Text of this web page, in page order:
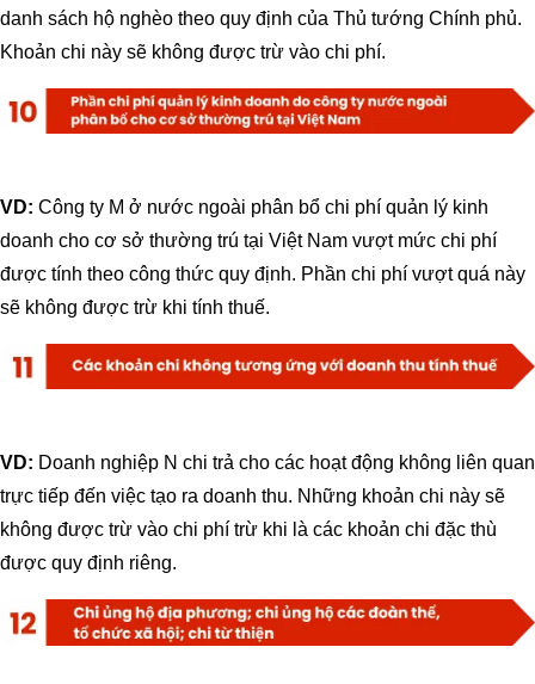
danh sách hộ nghèo theo quy định của Thủ tướng Chính phủ.
Khoản chi này sẽ không được trừ vào chi phí.
VD: Công ty M ở nước ngoài phân bổ chi phí quản lý kinh
doanh cho cơ sở thường trú tại Việt Nam vượt mức chi phí
được tính theo công thức quy định. Phần chi phí vượt quá này
sẽ không được trừ khi tính thuế.
VD: Doanh nghiệp N chi trả cho các hoạt động không liên quan
trực tiếp đến việc tạo ra doanh thu. Những khoản chi này sẽ
không được trừ vào chi phí trừ khi là các khoản chi đặc thù
được quy định riêng.